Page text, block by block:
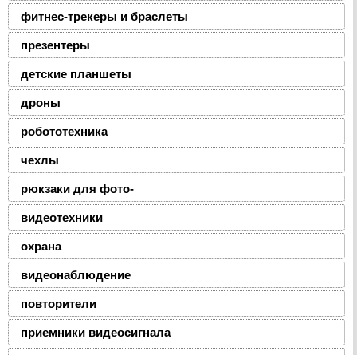
фитнес-трекеры и браслеты
презентеры
детские планшеты
дроны
робототехника
чехлы
рюкзаки для фото-
видеотехники
охрана
видеонаблюдение
повторители
приемники видеосигнала